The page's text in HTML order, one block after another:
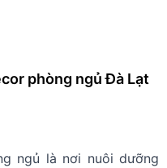
phòng ngủ Đà Lạt
ngủ là nơi nuôi dưỡng